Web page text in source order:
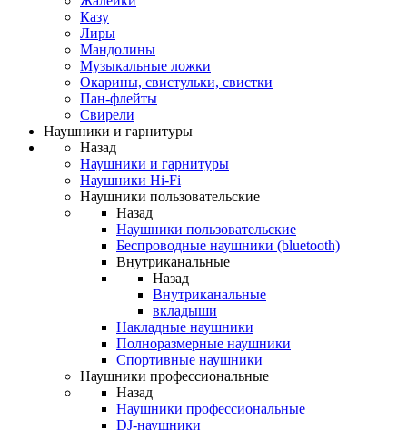
Казу
Лиры
Мандолины
Музыкальные ложки
Окарины, свистульки, свистки
Пан-флейты
Свирели
Наушники и гарнитуры
Назад
Наушники и гарнитуры
Наушники Hi-Fi
Наушники пользовательские
Назад
Наушники пользовательские
Беспроводные наушники (bluetooth)
Внутриканальные
Назад
Внутриканальные
вкладыши
Накладные наушники
Полноразмерные наушники
Спортивные наушники
Наушники профессиональные
Назад
Наушники профессиональные
DJ-наушники